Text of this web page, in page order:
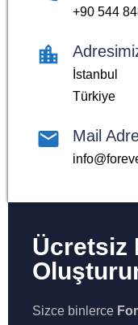
+90 544
İstanbul
Türkiye
Mail
Ücretsiz
Sizce binlerce